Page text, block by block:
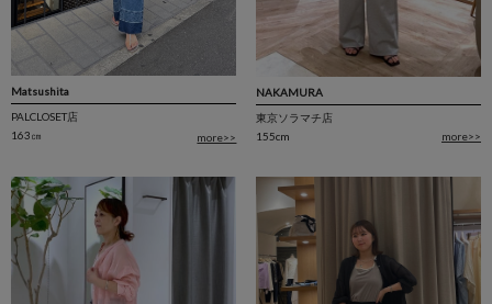
Matsushita
PALCLOSET店
163㎝
more>>
NAKAMURA
東京ソラマチ店
155cm
more>>